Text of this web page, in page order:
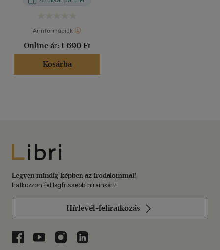
Árinformációk
Online ár: 1 690 Ft
Kosárba
Libri
Legyen mindig képben az irodalommal!
Iratkozzon fel legfrissebb híreinkért!
Hírlevél-feliratkozás
Libri a Facebookon
Libri a Youtube-on
Libri az Instagramon
Libri a LinkedInen